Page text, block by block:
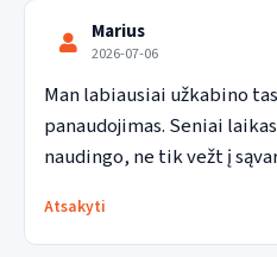
Marius
2026-07-06
Man labiausiai užkabino
panaudojimas. Seniai
naudingo, ne tik vežt į
Atsakyti